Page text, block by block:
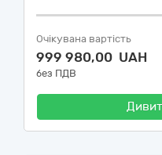
Очікувана вартість
999 980,00 UAH
без ПДВ